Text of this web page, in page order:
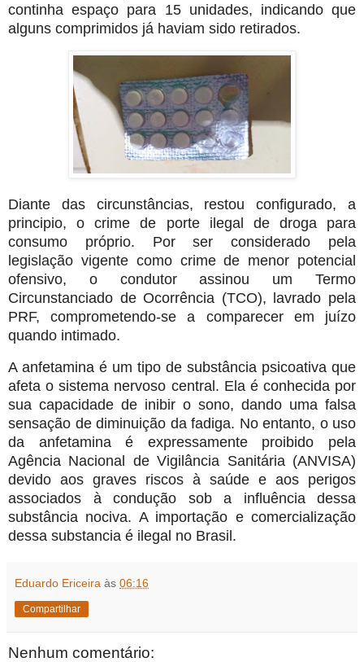
continha espaço para 15 unidades, indicando que
alguns comprimidos já haviam sido retirados.
Diante das circunstâncias, restou configurado, a
principio, o crime de porte ilegal de droga para
consumo próprio. Por ser considerado pela
legislação vigente como crime de menor potencial
ofensivo, o condutor assinou um Termo
Circunstanciado de Ocorrência (TCO), lavrado pela
PRF, comprometendo-se a comparecer em juízo
quando intimado.
A anfetamina é um tipo de substância psicoativa que
afeta o sistema nervoso central. Ela é conhecida por
sua capacidade de inibir o sono, dando uma falsa
sensação de diminuição da fadiga. No entanto, o uso
da anfetamina é expressamente proibido pela
Agência Nacional de Vigilância Sanitária (ANVISA)
devido aos graves riscos à saúde e aos perigos
associados à condução sob a influência dessa
substância nociva. A importação e comercialização
dessa substancia é ilegal no Brasil.
Eduardo Ericeira às 06:16
Compartilhar
Nenhum comentário: